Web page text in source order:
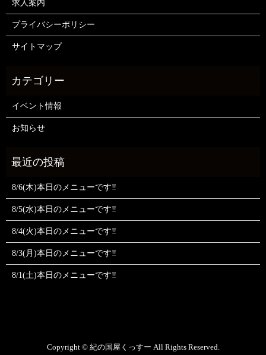
求人案内
プライバシーポリシー
サイトマップ
イベント情報
お知らせ
8/6(木)本日のメニューです‼️
8/5(水)本日のメニューです‼️
8/4(火)本日のメニューです‼️
8/3(月)本日のメニューです‼️
8/1(土)本日のメニューです‼️
Copyright © 紀の国屋くっすー All Rights Reserved.